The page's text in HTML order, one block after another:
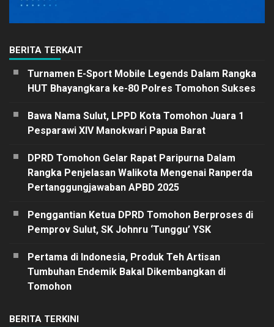
BERITA TERKAIT
Turnamen E-Sport Mobile Legends Dalam Rangka
HUT Bhayangkara ke-80 Polres Tomohon Sukses
Bawa Nama Sulut, LPPD Kota Tomohon Juara 1
Pesparawi XIV Manokwari Papua Barat
DPRD Tomohon Gelar Rapat Paripurna Dalam
Rangka Penjelasan Walikota Mengenai Ranperda
Pertanggungjawaban APBD 2025
Penggantian Ketua DPRD Tomohon Berproses di
Pemprov Sulut, SK Johnru ‘Tunggu’ YSK
Pertama di Indonesia, Produk Teh Artisan
Tumbuhan Endemik Bakal Dikembangkan di
Tomohon
BERITA TERKINI